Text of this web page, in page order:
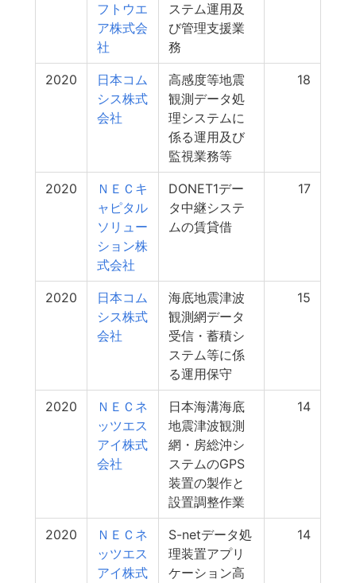
フトウエ
ア株式会
社
ステム運用及
び管理支援業
務
2020
日本コム
シス株式
会社
高感度等地震
観測データ処
理システムに
係る運用及び
監視業務等
18
2020
ＮＥＣキ
ャピタル
ソリュー
ション株
式会社
DONET1デー
タ中継システ
ムの賃貸借
17
2020
日本コム
シス株式
会社
海底地震津波
観測網データ
受信・蓄積シ
ステム等に係
る運用保守
15
2020
ＮＥＣネ
ッツエス
アイ株式
会社
日本海溝海底
地震津波観測
網・房総沖シ
ステムのGPS
装置の製作と
設置調整作業
14
2020
ＮＥＣネ
ッツエス
アイ株式
S-netデータ処
理装置アプリ
ケーション高
14